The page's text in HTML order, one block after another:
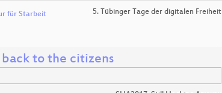
für Starbeit 5. Tübinger Tage der digitalen Freiheit
to the citizens